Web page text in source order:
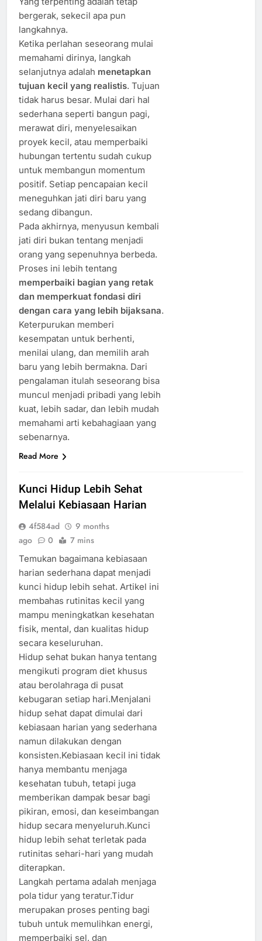
bergerak, sekecil apa pun
langkahnya.
Ketika perlahan seseorang mulai
memahami dirinya, langkah
selanjutnya adalah menetapkan
tujuan kecil yang realistis. Tujuan
tidak harus besar. Mulai dari hal
sederhana seperti bangun pagi,
merawat diri, menyelesaikan
proyek kecil, atau memperbaiki
hubungan tertentu sudah cukup
untuk membangun momentum
positif. Setiap pencapaian kecil
meneguhkan jati diri baru yang
sedang dibangun.
Pada akhirnya, menyusun kembali
jati diri bukan tentang menjadi
orang yang sepenuhnya berbeda.
Proses ini lebih tentang
memperbaiki bagian yang retak
dan memperkuat fondasi diri
dengan cara yang lebih bijaksana.
Keterpurukan memberi
kesempatan untuk berhenti,
menilai ulang, dan memilih arah
baru yang lebih bermakna. Dari
pengalaman itulah seseorang bisa
muncul menjadi pribadi yang lebih
kuat, lebih sadar, dan lebih mudah
memahami arti kebahagiaan yang
sebenarnya.
Read More
Kunci Hidup Lebih Sehat
Melalui Kebiasaan Harian
4f584ad
9 months
ago
0 7 mins
Temukan bagaimana kebiasaan
harian sederhana dapat menjadi
kunci hidup lebih sehat. Artikel ini
membahas rutinitas kecil yang
mampu meningkatkan kesehatan
fisik, mental, dan kualitas hidup
secara keseluruhan.
Hidup sehat bukan hanya tentang
mengikuti program diet khusus
atau berolahraga di pusat
kebugaran setiap hari.Menjalani
hidup sehat dapat dimulai dari
kebiasaan harian yang sederhana
namun dilakukan dengan
konsisten.Kebiasaan kecil ini tidak
hanya membantu menjaga
kesehatan tubuh, tetapi juga
memberikan dampak besar bagi
pikiran, emosi, dan keseimbangan
hidup secara menyeluruh.Kunci
hidup lebih sehat terletak pada
rutinitas sehari-hari yang mudah
diterapkan.
Langkah pertama adalah menjaga
pola tidur yang teratur.Tidur
merupakan proses penting bagi
tubuh untuk memulihkan energi,
memperbaiki sel, dan